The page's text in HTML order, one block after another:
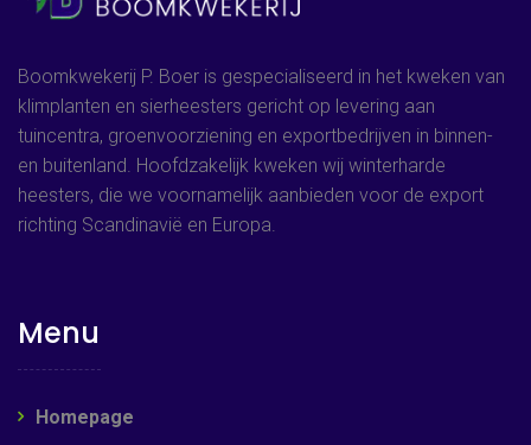
Boomkwekerij P. Boer is gespecialiseerd in het kweken van
klimplanten en sierheesters gericht op levering aan
tuincentra, groenvoorziening en exportbedrijven in binnen-
en buitenland. Hoofdzakelijk kweken wij winterharde
heesters, die we voornamelijk aanbieden voor de export
richting Scandinavië en Europa.
Menu
Homepage